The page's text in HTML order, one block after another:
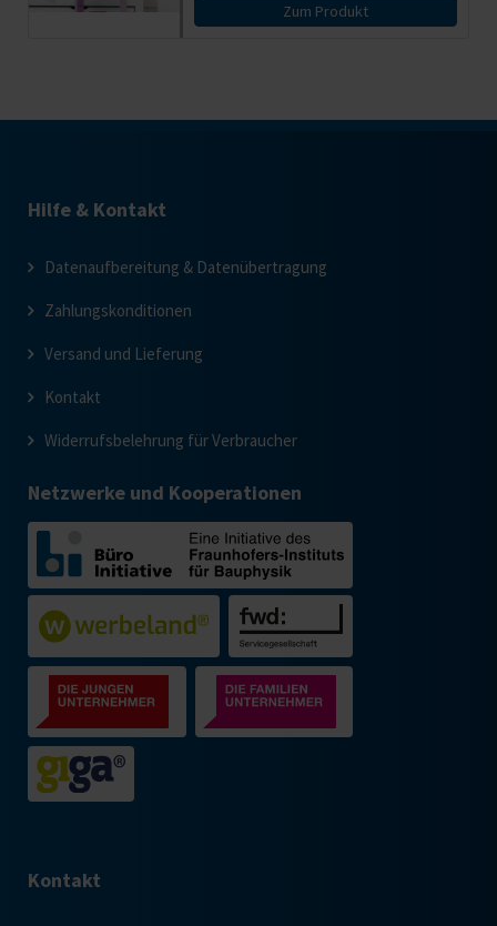
Zum Produkt
Hilfe & Kontakt
Datenaufbereitung & Datenübertragung
Zahlungskonditionen
Versand und Lieferung
Kontakt
Widerrufsbelehrung für Verbraucher
Netzwerke und Kooperationen
Kontakt